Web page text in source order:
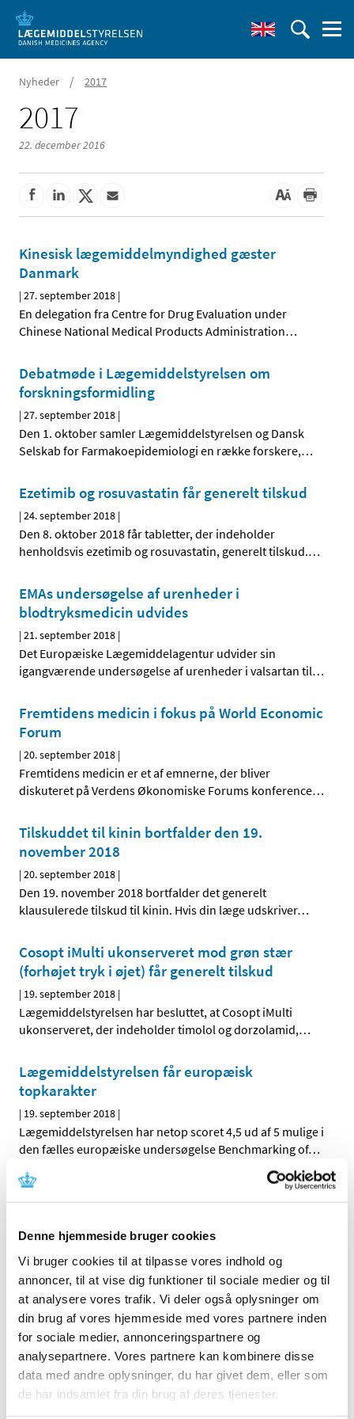
Denne hjemmeside bruger cookies
Vi bruger cookies til at tilpasse vores indhold og
annoncer, til at vise dig funktioner til sociale medier og til
at analysere vores trafik. Vi deler også oplysninger om
din brug af vores hjemmeside med vores partnere inden
for sociale medier, annonceringspartnere og
analysepartnere. Vores partnere kan kombinere disse
data med andre oplysninger, du har givet dem, eller som
de har indsamlet fra din brug af deres tjenester.
Nyheder / 2017
2017
22. december 2016
Kinesisk lægemiddelmyndighed gæster
Danmark
|27. september 2018 |
En delegation fra Centre for Drug Evaluation under
Chinese National Medical Products Administration…
Debatmøde i Lægemiddelstyrelsen om
forskningsformidling
|27. september 2018 |
Den 1. oktober samler Lægemiddelstyrelsen og Dansk
Selskab for Farmakoepidemiologi en række forskere,…
Ezetimib og rosuvastatin får generelt tilskud
|24. september 2018 |
Den 8. oktober 2018 får tabletter, der indeholder
henholdsvis ezetimib og rosuvastatin, generelt tilskud.…
EMAs undersøgelse af urenheder i
blodtryksmedicin udvides
|21. september 2018 |
Det Europæiske Lægemiddelagentur udvider sin
igangværende undersøgelse af urenheder i valsartan til…
Fremtidens medicin i fokus på World Economic
Forum
|20. september 2018 |
Fremtidens medicin er et af emnerne, der bliver
diskuteret på Verdens Økonomiske Forums konference…
Tilskuddet til kinin bortfalder den 19.
november 2018
|20. september 2018 |
Den 19. november 2018 bortfalder det generelt
klausulerede tilskud til kinin. Hvis din læge udskriver…
Cosopt iMulti ukonserveret mod grøn stær
(forhøjet tryk i øjet) får generelt tilskud
| 19. september 2018 |
Lægemiddelstyrelsen har besluttet, at Cosopt iMulti
ukonserveret, der indeholder timolol og dorzolamid,…
Lægemiddelstyrelsen får europæisk
topkarakter
| 19. september 2018 |
Lægemiddelstyrelsen har netop scoret 4,5 ud af 5 mulige i
den fælles europæiske undersøgelse Benchmarking of…
Ingen ændringer i tilskudsstatus for medicin til
|19. september 2018|
medicin til lokalbehandling af gynækologiske…
Quetiapin depottabletter får generelt tilskud
|14. september 2018|
Lægemiddelstyrelsen har besluttet, at depottabletter, der
indeholder quetiapin, får generelt tilskud. Quetiapin…
Forurenet valsartan har indtil videre ikke